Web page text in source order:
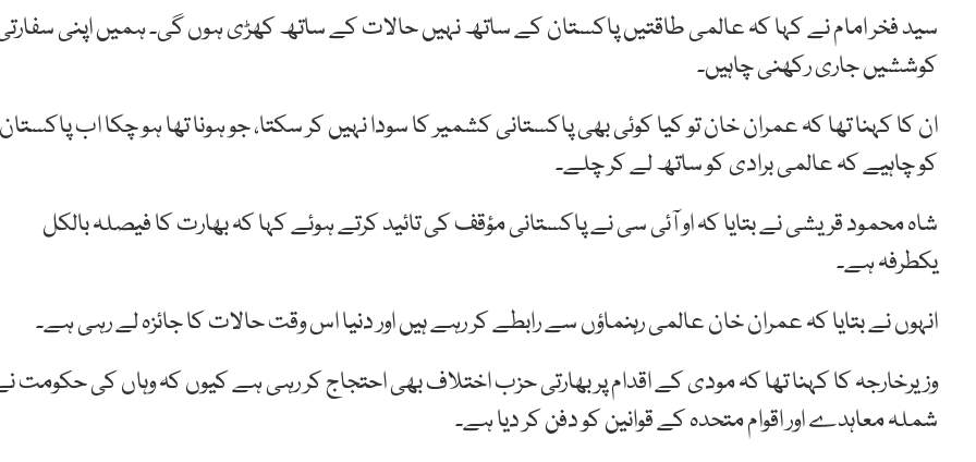
سید فخر امام نے کہا کہ عالمی طاقتیں پاکستان کے ساتھ نہیں حالات کے ساتھ کھڑی ہوں گی۔ ہمیں اپنی
کوششیں جاری رکھنی چاہیں۔
ان کا کہنا تھا کہ عمران خان تو کیا کوئی بھی پاکستانی کشمیر کا سودا نہیں کر سکتا، جو ہونا تھا ہو چکا اب پاکستان
کو چاہیے کہ عالمی برادی کو ساتھ لے کر چلے۔
شاہ محمود قریشی نے بتایا کہ او آئی سی نے پاکستانی مؤقف کی تائید کرتے ہوئے کہا کہ بھارت کا فیصلہ بالکل
یکطرفہ ہے۔
انہوں نے بتایا کہ عمران خان عالمی رہنماؤں سے رابطے کر رہے ہیں اور دنیا اس وقت حالات کا جائزہ لے رہی ہے۔
وزیرخارجہ کا کہنا تھا کہ مودی کے اقدام پر بھارتی حزب اختلاف بھی احتجاج کر رہی ہے کیوں کہ وہاں کی حکومت
شملہ معاہدے اور اقوام متحدہ کے قوانین کو دفن کر دیا ہے۔